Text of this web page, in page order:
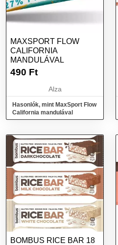
MAXSPORT FLOW
CALIFORNIA
MANDULÁVAL
490 Ft
Alza
Hasonlók, mint MaxSport Flow
California mandulával
BOMBUS RICE BAR 18